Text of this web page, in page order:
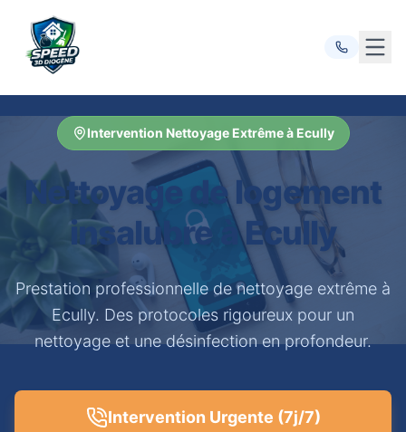
Intervention Nettoyage Extrême à Ecully
Nettoyage de logement
insalubre à Ecully
Prestation professionnelle de nettoyage extrême à
Ecully. Des protocoles rigoureux pour un
nettoyage et une désinfection en profondeur.
Intervention Urgente (7j/7)